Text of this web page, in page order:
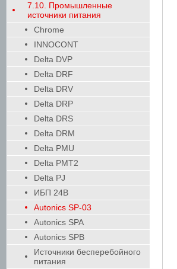
7.10. Промышленные
источники питания
Chrome
INNOCONT
Delta DVP
Delta DRF
Delta DRV
Delta DRP
Delta DRS
Delta DRM
Delta PMU
Delta PMT2
Delta PJ
ИБП 24В
Autonics SP-03
Autonics SPA
Autonics SPB
Источники бесперебойного
питания